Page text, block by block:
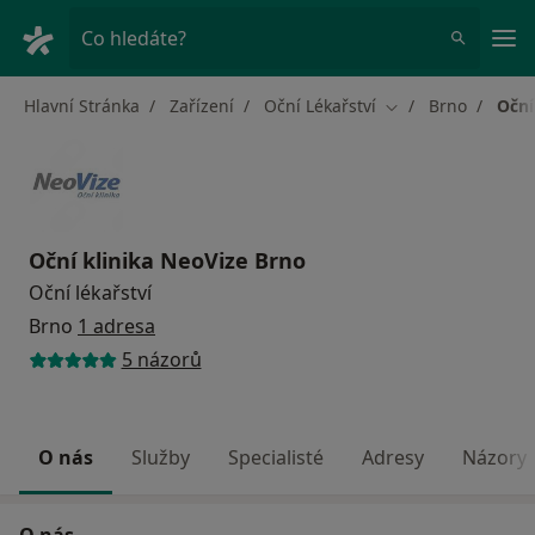
Co hledáte?
Hlavní Stránka Zařízení Oční Lékařství Změna města
Brno
Oční klinika NeoVize Brno
Oční lékařství
Brno 1 adresa
5 názorů
O nás Služby Specialisté Adresy Názory